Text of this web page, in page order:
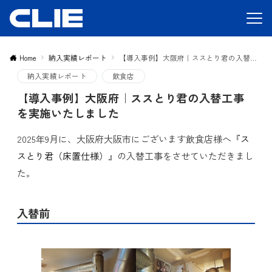
Home 納入実績レポート
【導入事例】大阪府｜ススとり君の入替工事を実施いたしました
納入実績レポート
飲食店
【導入事例】大阪府｜ススとり君の入替工事
を実施いたしました
2025年9月に、大阪府大阪市にございます飲食店様へ『ス
スとり君（床置仕様）
』の入替工事をさせていただきまし
た。
入替前